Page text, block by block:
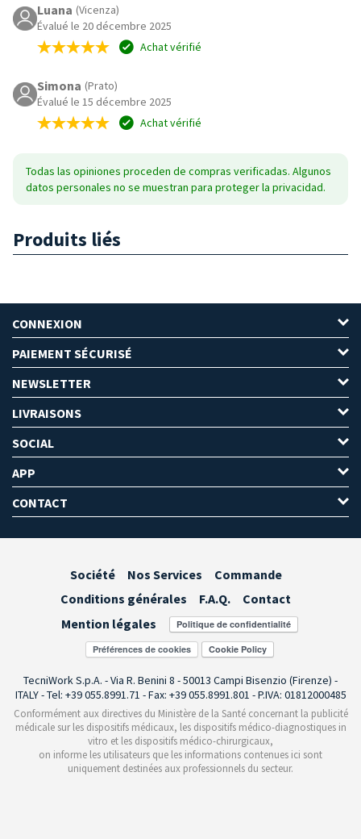
Luana (Vicenza)
Évalué le 20 décembre 2025
Achat vérifié
Simona (Prato)
Évalué le 15 décembre 2025
Achat vérifié
Todas las opiniones proceden de compras verificadas. Algunos
datos personales no se muestran para proteger la privacidad.
Produits liés
CONNEXION
PAIEMENT SÉCURISÉ
NEWSLETTER
LIVRAISONS
SOCIAL
APP
CONTACT
Société Nos Services
Commande
Conditions générales
F.A.Q.
Contact
Mention légales
Préférences de cookies
TecniWork S.p.A. - Via R. Benini 8 - 50013 Campi Bisenzio (Firenze) -
ITALY - Tel: +39 055.8991.71 - Fax: +39 055.8991.801 - P.IVA: 01812000485
Conformément aux directives du Ministère de la Santé concernant la publicité
médicale sur les dispositifs médicaux, les dispositifs médico-diagnostiques in
vitro et les dispositifs médico-chirurgicaux,
on informe les utilisateurs que les informations contenues ici sont
uniquement destinées aux professionnels du secteur.